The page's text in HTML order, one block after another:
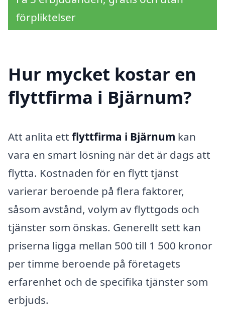
förpliktelser
Hur mycket kostar en
flyttfirma i Bjärnum?
Att anlita ett flyttfirma i Bjärnum kan
vara en smart lösning när det är dags att
flytta. Kostnaden för en flytt tjänst
varierar beroende på flera faktorer,
såsom avstånd, volym av flyttgods och
tjänster som önskas. Generellt sett kan
priserna ligga mellan 500 till 1 500 kronor
per timme beroende på företagets
erfarenhet och de specifika tjänster som
erbjuds.